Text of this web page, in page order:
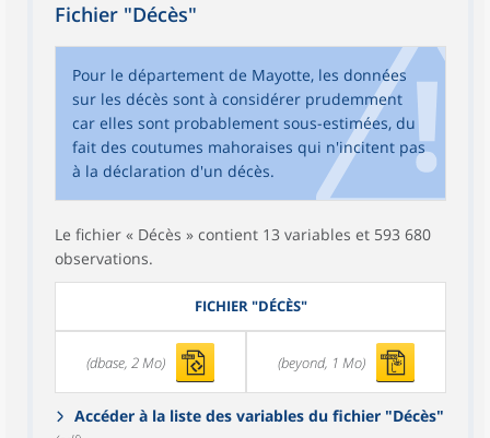
Fichier "Décès"
Pour le département de Mayotte, les données
sur les décès sont à considérer prudemment
car elles sont probablement sous-estimées, du
fait des coutumes mahoraises qui n'incitent pas
à la déclaration d'un décès.
Le fichier « Décès » contient 13 variables et 593 680
observations.
FICHIER "DÉCÈS"
(dbase, 2 Mo) (beyond, 1 Mo)
Accéder à la liste des variables du fichier "Décès"